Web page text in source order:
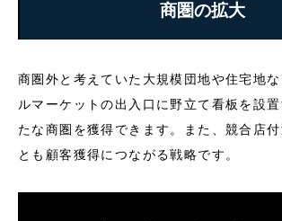
商圏の拡大
商圏外と考えていた大規模団地や住宅地
ルマーケットの出入口に野立て看板を設
たな商圏を獲得できます。また、競合店付
とも顧客獲得につながる戦略です。